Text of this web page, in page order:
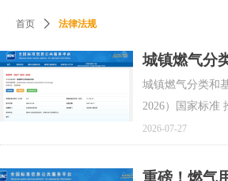
首页 ꄲ 法律法规
城镇燃气分
GB/T
城镇燃气分类和
2026）国家标准
准《城镇燃气分
房城乡建设部）
建设部。
2026-07-27
重磅！燃气